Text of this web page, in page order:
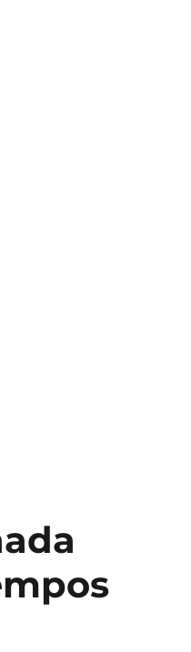
CULTURAL»